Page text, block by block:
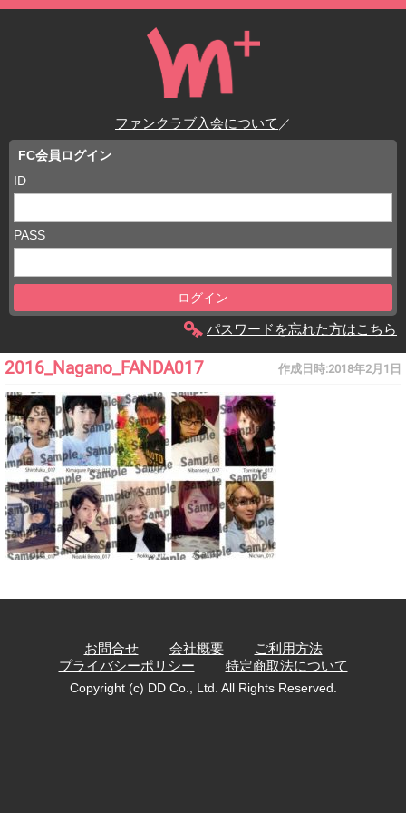
ファンクラブ入会について ／
FC会員ログイン
ID
PASS
パスワードを忘れた方はこちら
作成日時:2018年2月1日
2016_Nagano_FANDA017
お問合せ 会社概要
ご利用方法
プライバシーポリシー
特定商取法について
Copyright (c) DD Co., Ltd. All Rights Reserved.